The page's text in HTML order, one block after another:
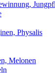
Physalis
Melonen